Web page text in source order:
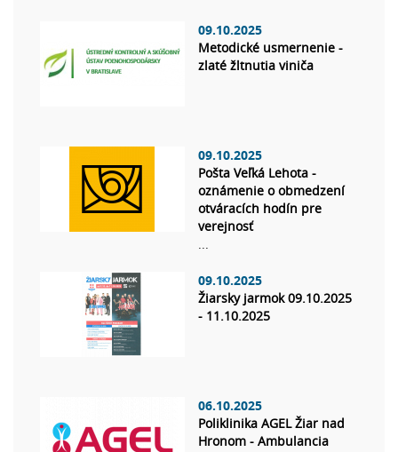
09.10.2025
Metodické usmernenie -
zlaté žltnutia viniča
09.10.2025
Pošta Veľká Lehota -
oznámenie o obmedzení
otváracích hodín pre
verejnosť
...
09.10.2025
Žiarsky jarmok 09.10.2025
- 11.10.2025
06.10.2025
Poliklinika AGEL Žiar nad
Hronom - Ambulancia